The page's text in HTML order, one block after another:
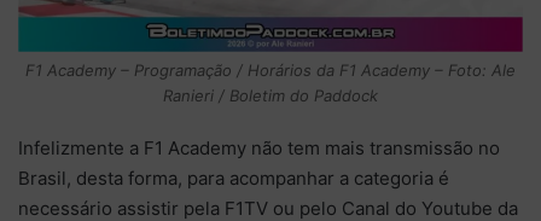
F1 Academy – Programação / Horários da F1 Academy – Foto: Ale
Ranieri / Boletim do Paddock
Infelizmente a F1 Academy não tem mais transmissão no
Brasil, desta forma, para acompanhar a categoria é
necessário assistir pela F1TV ou pelo Canal do Youtube da